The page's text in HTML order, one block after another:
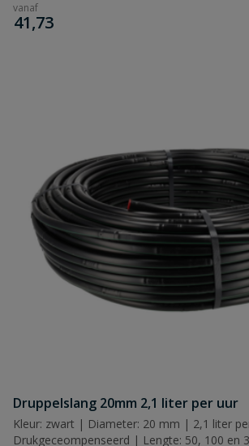
vanaf
€
41,73
Druppelslang 20mm 2,1 liter per uur
Kleur: zwart | Diameter: 20 mm | 2,1 liter
Drukgeceompenseerd | Lengte: 50, 100 en